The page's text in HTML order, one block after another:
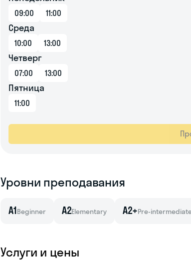
09:00 11:00
Среда
10:00 13:00
Четверг
07:00 13:00
Пятница
11:00
Уровни преподавания
A1Beginner A2Elementary A2+Pre-
Услуги и цены